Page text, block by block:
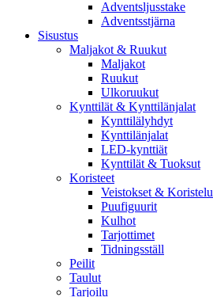
Adventsljusstake
Adventsstjärna
Sisustus
Maljakot & Ruukut
Maljakot
Ruukut
Ulkoruukut
Kynttilät & Kynttilänjalat
Kynttilälyhdyt
Kynttilänjalat
LED-kynttiät
Kynttilät & Tuoksut
Koristeet
Veistokset & Koristelu
Puufiguurit
Kulhot
Tarjottimet
Tidningsställ
Peilit
Taulut
Tarjoilu